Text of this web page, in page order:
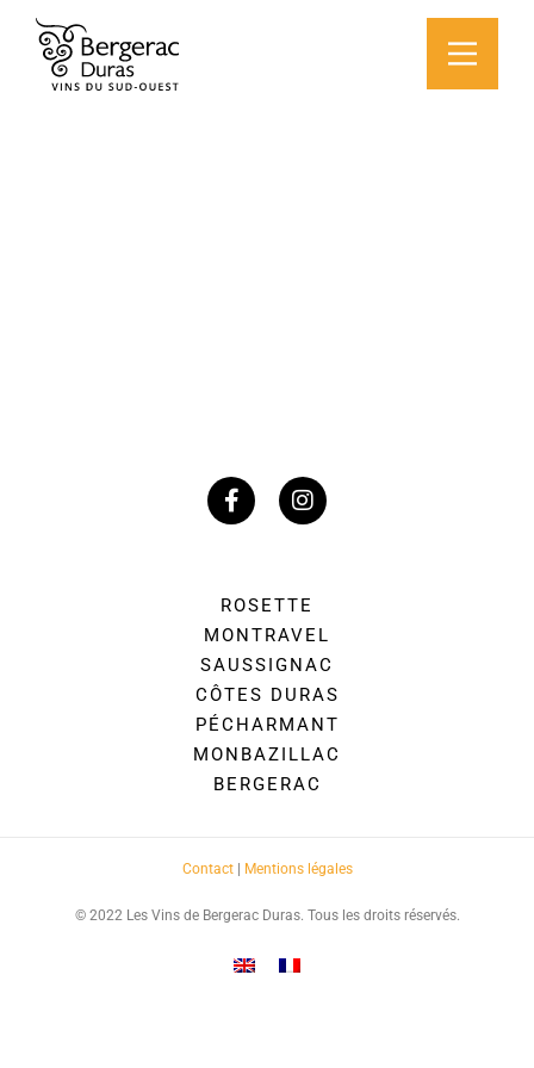
ROSETTE
MONTRAVEL
SAUSSIGNAC
CÔTES DURAS
PÉCHARMANT
MONBAZILLAC
BERGERAC
Contact| Mentions légales
© 2022 Les Vins de Bergerac Duras. Tous les droits réservés.